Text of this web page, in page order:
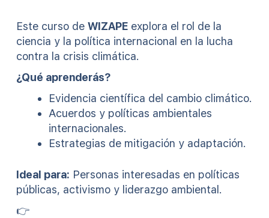
Este curso de WIZAPEexplora el rol de la
ciencia y la política internacional en la lucha
contra la crisis climática.
¿Qué aprenderás?
Evidencia científica del cambio climático.
Acuerdos y políticas ambientales
internacionales.
Estrategias de mitigación y adaptación.
Ideal para: Personas interesadas en políticas
públicas, activismo y liderazgo ambiental.
👉